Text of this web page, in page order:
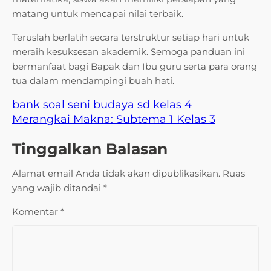
matang untuk mencapai nilai terbaik.
Teruslah berlatih secara terstruktur setiap hari untuk
meraih kesuksesan akademik. Semoga panduan ini
bermanfaat bagi Bapak dan Ibu guru serta para orang
tua dalam mendampingi buah hati.
bank soal seni budaya sd kelas 4
Merangkai Makna: Subtema 1 Kelas 3
Tinggalkan Balasan
Alamat email Anda tidak akan dipublikasikan. Ruas
yang wajib ditandai *
Komentar *